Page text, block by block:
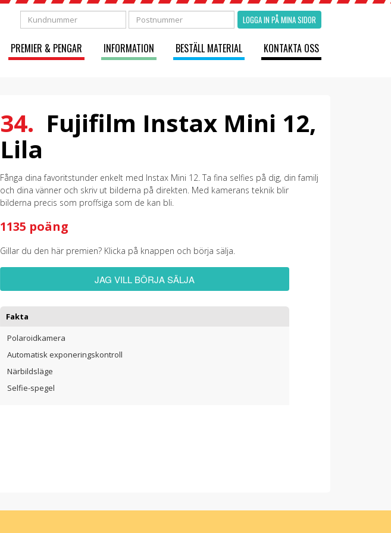
LOGGA IN PÅ MINA SIDOR
PREMIER & PENGAR INFORMATION BESTÄLL MATERIAL KONTAKTA OSS
34. Fujifilm Instax Mini 12,
Lila
Fånga dina favoritstunder enkelt med Instax Mini 12. Ta fina selfies på dig, din familj
och dina vänner och skriv ut bilderna på direkten. Med kamerans teknik blir
bilderna precis som proffsiga som de kan bli.
1135 poäng
Gillar du den här premien? Klicka på knappen och börja sälja.
JAG VILL BÖRJA SÄLJA
Fakta
Polaroidkamera
Automatisk exponeringskontroll
Närbildsläge
Selfie-spegel